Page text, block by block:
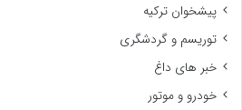
پیشخوان ترکیه
توریسم و گردشگری
خبر های داغ
خودرو و موتور